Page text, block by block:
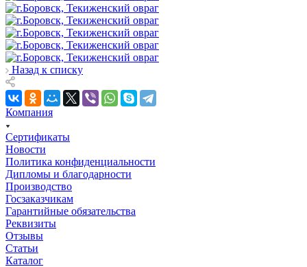
Назад к списку
Компания
Сертификаты
Новости
Политика конфиденциальности
Дипломы и благодарности
Производство
Госзаказчикам
Гарантийные обязательства
Реквизиты
Отзывы
Статьи
Каталог